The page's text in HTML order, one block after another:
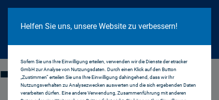
Cookie Hinweis
Helfen Sie uns, unsere Website zu verbessern!
Sofern Sie uns Ihre Einwilligung erteilen, verwenden wir die Dienste der etracker
GmbH zur Analyse von Nutzungsdaten. Durch einen Klick auf den Button
„Zustimmen“ erteilen Sie uns Ihre Einwilligung dahingehend, dass wir Ihr
Nutzungsverhalten zu Analysezwecken auswerten und die sich ergebenden Daten
verarbeiten dürfen. Eine andere Verwendung, Zusammenführung mit anderen
TENDENZ